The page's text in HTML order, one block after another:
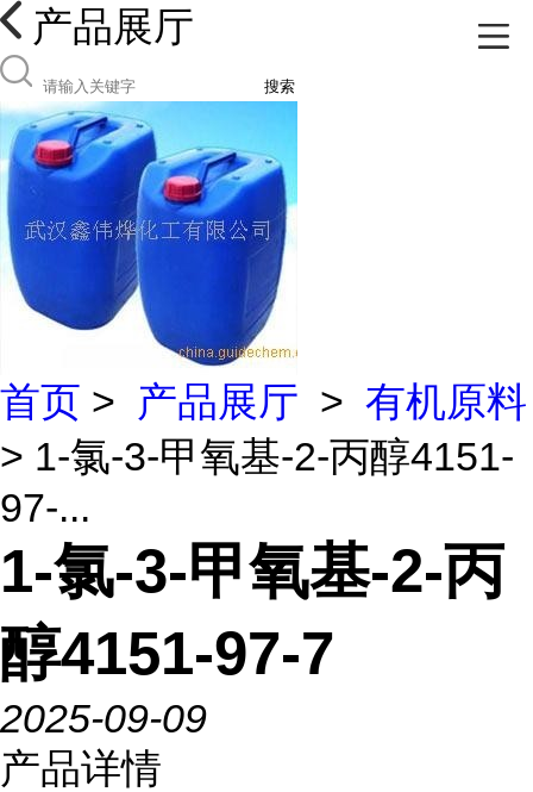
产品展厅
搜索
首页 > 产品展厅 > 有机原料
> 1-氯-3-甲氧基-2-丙醇4151-
97-...
1-氯-3-甲氧基-2-丙
醇4151-97-7
2025-09-09
产品详情